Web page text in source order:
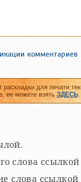
комментариев
для печати
ее можете взятьЗДЕСЬ.
слова
слова